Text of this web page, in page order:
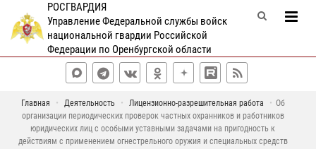
РОСГВАРДИЯ
Управление Федеральной службы войск
национальной гвардии Российской
Федерации по Оренбургской области
Главная Деятельность Лицензионно-разрешительная работа
Об
организации периодических проверок частных охранников и работников
юридических лиц с особыми уставными задачами на пригодность к
действиям с применением огнестрельного оружия и специальных средств